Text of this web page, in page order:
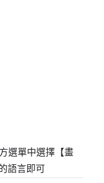
選單中選擇【畫
語言即可